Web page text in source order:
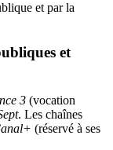
et par la
et
3 (vocation
. Les chaînes
(réservé à ses